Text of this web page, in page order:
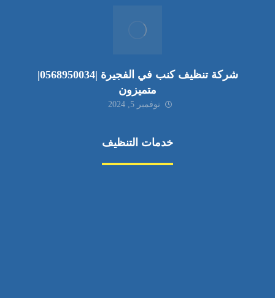
شركة تنظيف كنب في الفجيرة |0568950034|
متميزون
نوفمبر 5, 2024
خدمات التنظيف